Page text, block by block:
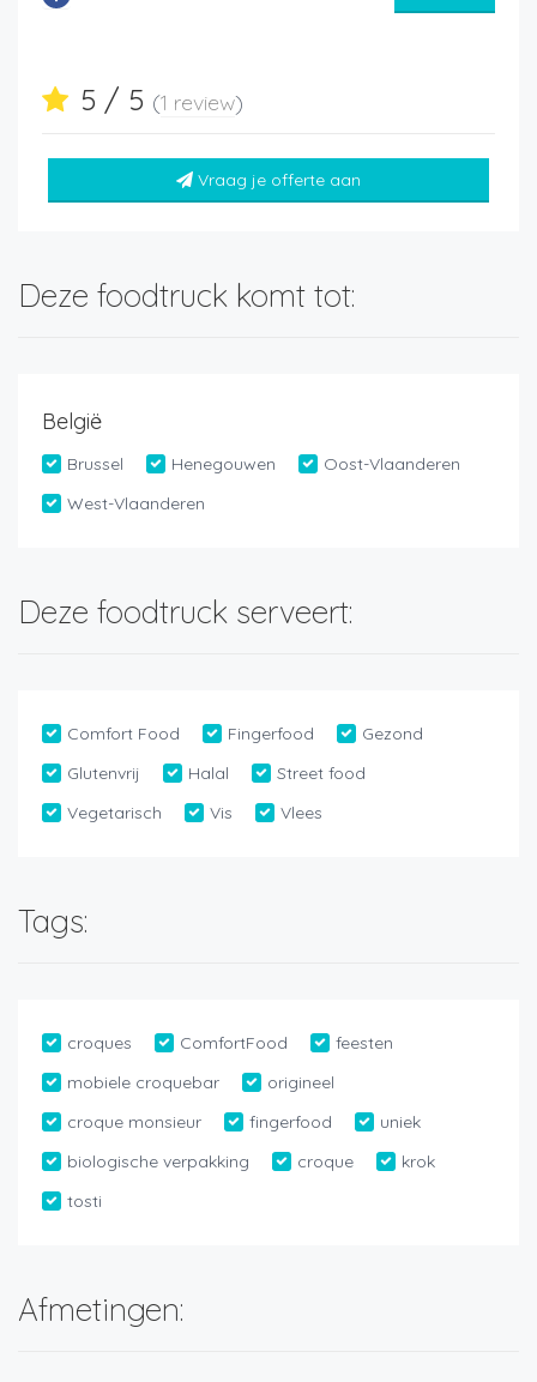
5 / 5 (1 review)
Vraag je offerte aan
Deze foodtruck komt tot:
België
Brussel Henegouwen
Oost-Vlaanderen
West-Vlaanderen
Deze foodtruck serveert:
Comfort Food Fingerfood
Gezond
Glutenvrij
Halal
Street food
Vegetarisch
Vis Vlees
Tags:
croques ComfortFood
feesten
mobiele croquebar
origineel
croque monsieur
fingerfood
uniek
biologische verpakking
croque
krok
tosti
Afmetingen: